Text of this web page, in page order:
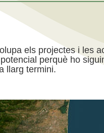
els projectes i les
perquè ho
llarg termini.